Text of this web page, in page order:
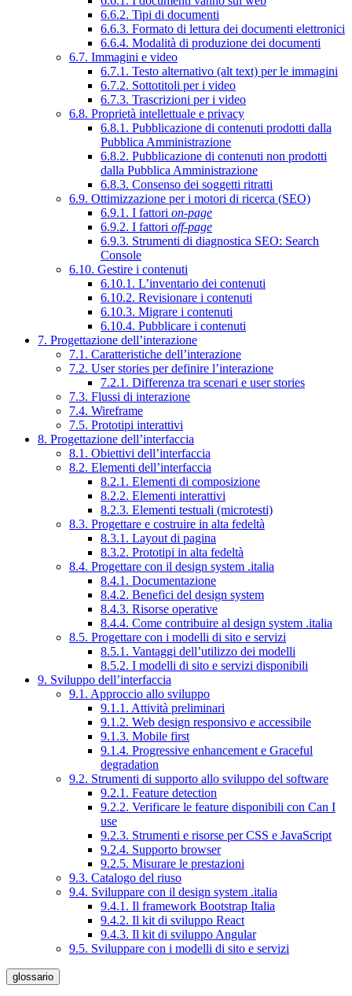
6.6.2. Tipi di documenti
6.6.3. Formato di lettura dei documenti elettronici
6.6.4. Modalità di produzione dei documenti
6.7. Immagini e video
6.7.1. Testo alternativo (alt text) per le immagini
6.7.2. Sottotitoli per i video
6.7.3. Trascrizioni per i video
6.8. Proprietà intellettuale e privacy
6.8.1. Pubblicazione di contenuti prodotti dalla
Pubblica Amministrazione
6.8.2. Pubblicazione di contenuti non prodotti
dalla Pubblica Amministrazione
6.8.3. Consenso dei soggetti ritratti
6.9. Ottimizzazione per i motori di ricerca (SEO)
6.9.1. I fattori on-page
6.9.2. I fattori off-page
6.9.3. Strumenti di diagnostica SEO: Search
Console
6.10. Gestire i contenuti
6.10.1. L’inventario dei contenuti
6.10.2. Revisionare i contenuti
6.10.3. Migrare i contenuti
6.10.4. Pubblicare i contenuti
7. Progettazione dell’interazione
7.1. Caratteristiche dell’interazione
7.2. User stories per definire l’interazione
7.2.1. Differenza tra scenari e user stories
7.3. Flussi di interazione
7.4. Wireframe
7.5. Prototipi interattivi
8. Progettazione dell’interfaccia
8.1. Obiettivi dell’interfaccia
8.2. Elementi dell’interfaccia
8.2.1. Elementi di composizione
8.2.2. Elementi interattivi
8.2.3. Elementi testuali (microtesti)
8.3. Progettare e costruire in alta fedeltà
8.3.1. Layout di pagina
8.3.2. Prototipi in alta fedeltà
8.4. Progettare con il design system .italia
8.4.1. Documentazione
8.4.2. Benefici del design system
8.4.3. Risorse operative
8.4.4. Come contribuire al design system .italia
8.5. Progettare con i modelli di sito e servizi
8.5.1. Vantaggi dell’utilizzo dei modelli
8.5.2. I modelli di sito e servizi disponibili
9. Sviluppo dell’interfaccia
9.1. Approccio allo sviluppo
9.1.1. Attività preliminari
9.1.2. Web design responsivo e accessibile
9.1.3. Mobile first
9.1.4. Progressive enhancement e Graceful
degradation
9.2. Strumenti di supporto allo sviluppo del software
9.2.1. Feature detection
9.2.2. Verificare le feature disponibili con Can I
use
9.2.3. Strumenti e risorse per CSS e JavaScript
9.2.4. Supporto browser
9.2.5. Misurare le prestazioni
9.3. Catalogo del riuso
9.4. Sviluppare con il design system .italia
9.4.1. Il framework Bootstrap Italia
9.4.2. Il kit di sviluppo React
9.4.3. Il kit di sviluppo Angular
9.5. Sviluppare con i modelli di sito e servizi
glossario